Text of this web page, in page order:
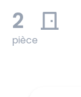
2
pièce